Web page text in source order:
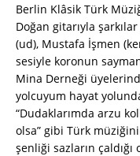
Berlin Klâsik Türk
Doğan gitarıyla
(ud), Mustafa İşmen
sesiyle koronun
Mina Derneği
yolcuyum hayat
“Dudaklarımda arzu
olsa” gibi Türk
şenliği sazların